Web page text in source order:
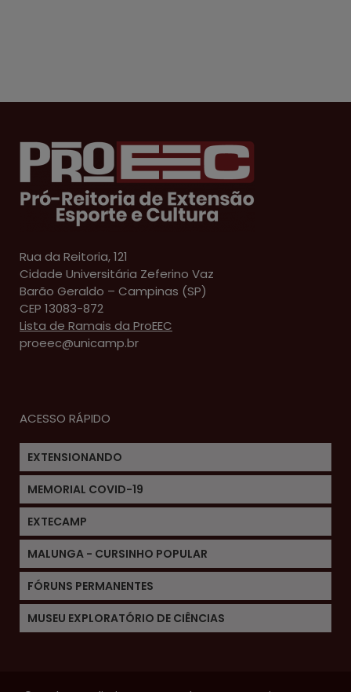
Rua da Reitoria, 121
Cidade Universitária Zeferino Vaz
Barão Geraldo – Campinas (SP)
CEP 13083-872
Lista de Ramais da ProEEC
proeec@unicamp.br
ACESSO RÁPIDO
EXTENSIONANDO
MEMORIAL COVID-19
EXTECAMP
MALUNGA - CURSINHO POPULAR
FÓRUNS PERMANENTES
MUSEU EXPLORATÓRIO DE CIÊNCIAS